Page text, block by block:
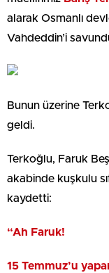
alarak Osmanlı
Vahdeddin’i
Bunun üzerine
geldi.
Terkoğlu, Faruk
akabinde kuşkulu
kaydetti:
“Ah Faruk!
15 Temmuz’u